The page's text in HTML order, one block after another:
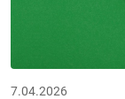
7.04.2026